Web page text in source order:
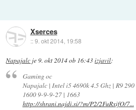
Xserces
::9. okt 2014, 19:58
Napajalc je9. okt 2014 ob 16:43izjavil:
Gaming oc
Napajalc | Intel i5 4690k 4.5 Ghz | R9
1600 9-9-9-27 | 1663
http://shrani.najdi.si/?m/P2/2FuRxifO/7...